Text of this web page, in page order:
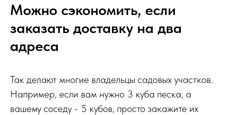
Можно сэкономить, если
заказать доставку на два
адреса
Так делают многие владельцы садовых участков.
Например, если вам нужно 3 куба песка, а
вашему соседу - 5 кубов, просто закажите их